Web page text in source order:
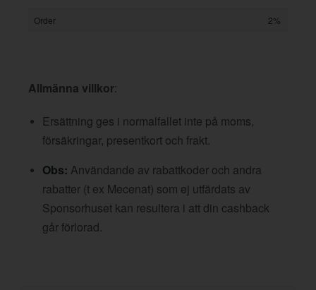
Order 2%
Allmänna villkor:
Ersättning ges i normalfallet inte på moms,
försäkringar, presentkort och frakt.
Obs: Användande av rabattkoder och andra
rabatter (t ex Mecenat) som ej utfärdats av
Sponsorhuset kan resultera i att din cashback
går förlorad.